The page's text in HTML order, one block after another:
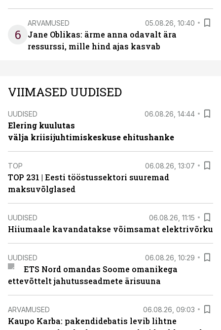
6
ARVAMUSED 05.08.26, 10:40
Jane Oblikas: ärme anna odavalt ära
ressurssi, mille hind ajas kasvab
VIIMASED UUDISED
UUDISED 06.08.26, 14:44
Elering kuulutas
välja kriisijuhtimiskeskuse ehitushanke
TOP 06.08.26, 13:07
TOP 231 | Eesti tööstussektori suuremad
maksuvõlglased
UUDISED 06.08.26, 11:15
Hiiumaale kavandatakse võimsamat elektrivõrku
UUDISED 06.08.26, 10:29
ETS Nord omandas Soome omanikega
ettevõttelt jahutusseadmete ärisuuna
ARVAMUSED 06.08.26, 09:03
Kaupo Karba: pakendidebatis levib lihtne